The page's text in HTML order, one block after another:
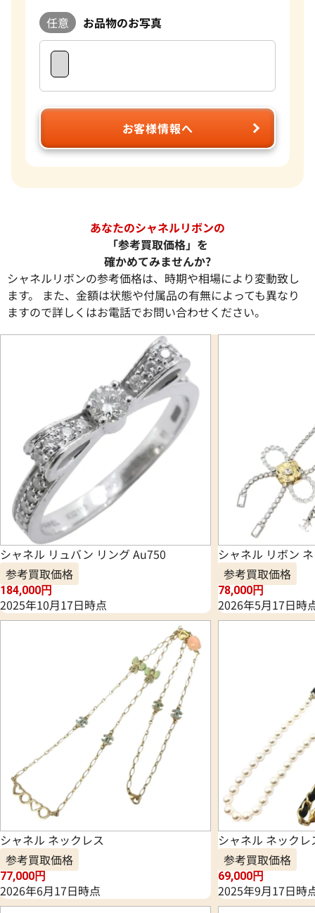
任意 お品物のお写真
お客様情報へ
あなたのシャネルリボンの
「参考買取価格」を
確かめてみませんか?
シャネルリボンの参考価格は、時期や相場により変動致し
ます。 また、金額は状態や付属品の有無によっても異なり
ますので詳しくはお電話でお問い合わせください。
シャネル リュバン リング Au750
参考買取価格
184,000円
2025年10月17日時点
シャネル リボン
参考買取価格
78,000円
2026年5月17日時
シャネル ネックレス
参考買取価格
77,000円
2026年6月17日時点
シャネル ネック
参考買取価格
69,000円
2025年9月17日時